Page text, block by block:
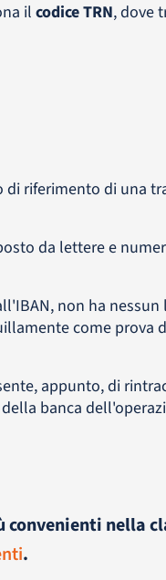
il codice TRN, dove
di riferimento di una
da lettere e
non ha nessun
come prova
appunto, di
banca
convenienti nella
.